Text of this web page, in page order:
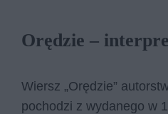
Orędzie –
Wiersz „Orędzie”
pochodzi z wydanego w